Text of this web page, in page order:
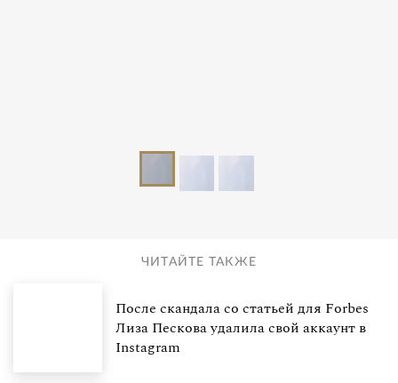
ЧИТАЙТЕ ТАКЖЕ
После скандала со статьей для Forbes
Лиза Пескова удалила свой аккаунт в
Instagram